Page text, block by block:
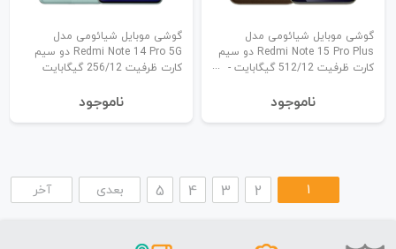
گوشی موبایل شیائومی مدل
Redmi Note 15 Pro Plus دو سیم
کارت ظرفیت 512/12 گیگابایت -
نا‌موجود
گوشی موبایل شیائومی مدل
Redmi Note 14 Pro 5G دو سیم
کارت ظرفیت 256/12 گیگابایت
نا‌موجود
1
2
3
4
5 بعدی آخر